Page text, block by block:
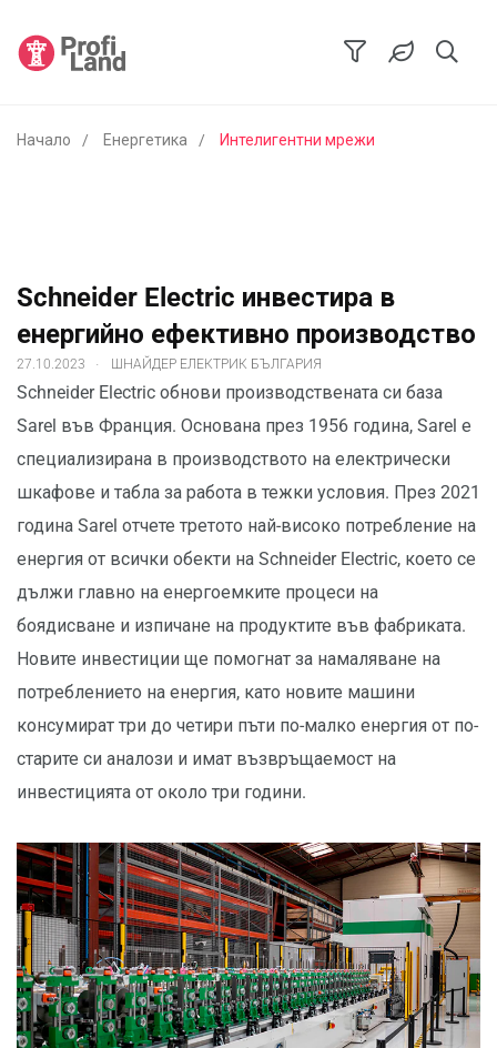
Начало Енергетика Интелигентни мрежи
Schneider Electric инвестира в
енергийно ефективно производство
27.10.2023 . ШНАЙДЕР ЕЛЕКТРИК БЪЛГАРИЯ
Schneider Electric обнови производствената си база
Sarel във Франция. Основана през 1956 година, Sarel е
специализирана в производството на електрически
шкафове и табла за работа в тежки условия. През 2021
година Sarel отчете третото най-високо потребление на
енергия от всички обекти на Schneider Electric, което се
дължи главно на енергоемките процеси на
боядисване и изпичане на продуктите във фабриката.
Новите инвестиции ще помогнат за намаляване на
потреблението на енергия, като новите машини
консумират три до четири пъти по-малко енергия от по-
старите си аналози и имат възвръщаемост на
инвестицията от около три години.